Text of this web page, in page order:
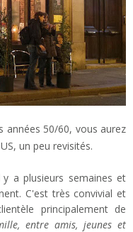
années 50/60, vous aurez
un peu revisités.
a plusieurs semaines et
C'est très convivial et
principalement de
entre amis, jeunes et